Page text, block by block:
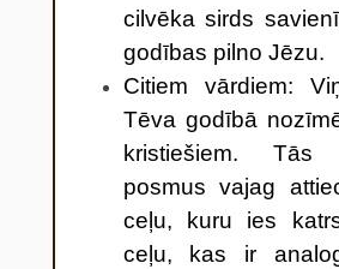
cilvēka sirds
godības pilno Jēzu.
Citiem vārdiem:
Tēva godībā
kristiešiem. Tās
posmus vajag
ceļu, kuru ies
ceļu, kas ir